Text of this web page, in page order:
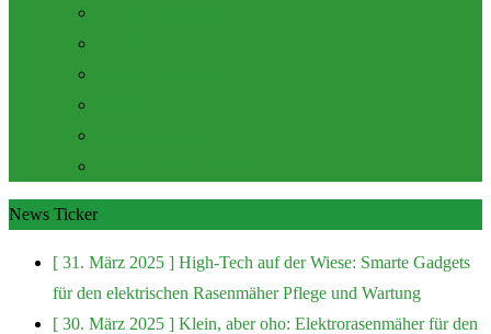
News Ticker
[ 31. März 2025 ] High-Tech auf der Wiese: Smarte Gadgets
für den elektrischen RasenmäherPflege und Wartung
[ 30. März 2025 ] Klein, aber oho: Elektrorasenmäher für den